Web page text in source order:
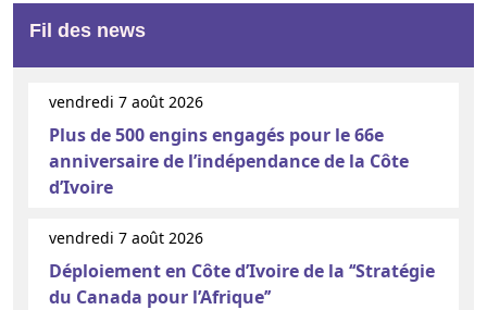
Fil des news
vendredi 7 août 2026
Plus de 500 engins engagés pour le 66e
anniversaire de l’indépendance de la Côte
d’Ivoire
vendredi 7 août 2026
Déploiement en Côte d’Ivoire de la ‘‘Stratégie
du Canada pour l’Afrique’’